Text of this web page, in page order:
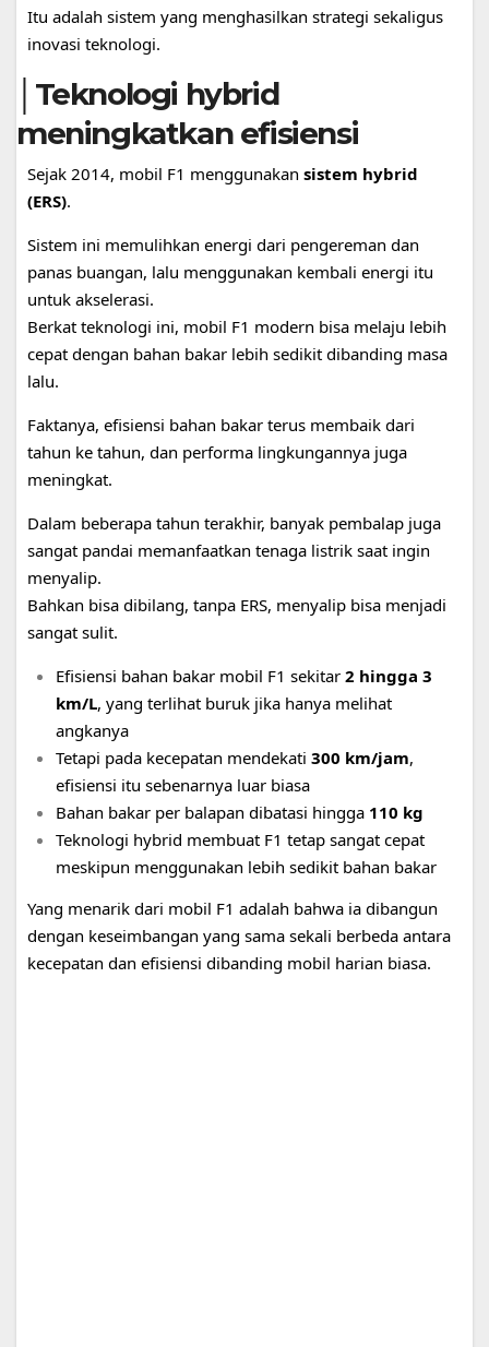
Itu adalah sistem yang menghasilkan strategi sekaligus
inovasi teknologi.
│Teknologi hybrid
meningkatkan efisiensi
Sejak 2014, mobil F1 menggunakan sistem hybrid
(ERS).
Sistem ini memulihkan energi dari pengereman dan
panas buangan, lalu menggunakan kembali energi itu
untuk akselerasi.
Berkat teknologi ini, mobil F1 modern bisa melaju lebih
cepat dengan bahan bakar lebih sedikit dibanding masa
lalu.
Faktanya, efisiensi bahan bakar terus membaik dari
tahun ke tahun, dan performa lingkungannya juga
meningkat.
Dalam beberapa tahun terakhir, banyak pembalap juga
sangat pandai memanfaatkan tenaga listrik saat ingin
menyalip.
Bahkan bisa dibilang, tanpa ERS, menyalip bisa menjadi
sangat sulit.
Efisiensi bahan bakar mobil F1 sekitar 2 hingga 3
km/L, yang terlihat buruk jika hanya melihat
angkanya
Tetapi pada kecepatan mendekati 300 km/jam,
efisiensi itu sebenarnya luar biasa
Bahan bakar per balapan dibatasi hingga 110 kg
Teknologi hybrid membuat F1 tetap sangat cepat
meskipun menggunakan lebih sedikit bahan bakar
Yang menarik dari mobil F1 adalah bahwa ia dibangun
dengan keseimbangan yang sama sekali berbeda antara
kecepatan dan efisiensi dibanding mobil harian biasa.